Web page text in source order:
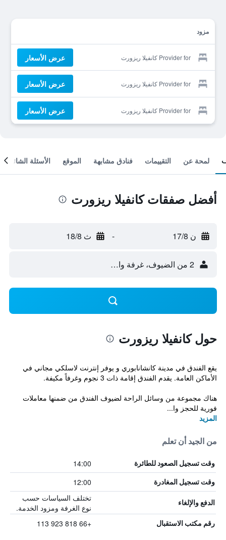
مزود
Provider for كانفيلا ريزورت عرض الأسعار
Provider for كانفيلا ريزورت عرض الأسعار
Provider for كانفيلا ريزورت عرض الأسعار
لمحة عن التقييمات فنادق مشابهة الموقع الأسئلة الشائعة
أفضل صفقات كانفيلا ريزورت
ن 17/8 - ث 18/8
2 من الضيوف، غرفة واحدة
حول كانفيلا ريزورت
يقع الفندق في مدينة كانشانابوري و يوفر إنترنت لاسلكي مجاني في
الأماكن العامة. يقدم الفندق إقامة ذات 3 نجوم وغرفاً مكيفة.
هناك مجموعة من وسائل الراحة لضيوف الفندق من ضمنها معاملات
فورية للحجز وا...
المزيد
من الجيد أن تعلم
وقت تسجيل الصعود للطائرة 14:00
وقت تسجيل المغادرة 12:00
الدفع والإلغاء
تختلف السياسات حسب
نوع الغرفة ومزود الخدمة.
رقم مكتب الاستقبال +66 818 923 113